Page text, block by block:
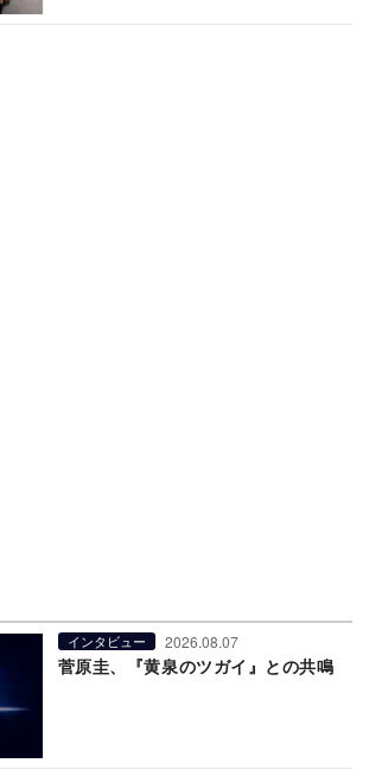
インタビュー 2026.08.07
菅原圭、『黄泉のツガイ』との共鳴